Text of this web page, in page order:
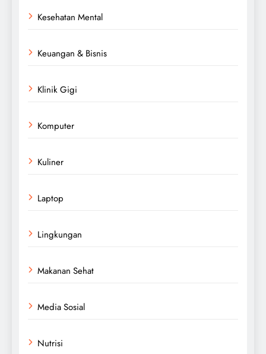
Kesehatan Mental
Keuangan & Bisnis
Klinik Gigi
Komputer
Kuliner
Laptop
Lingkungan
Makanan Sehat
Media Sosial
Nutrisi